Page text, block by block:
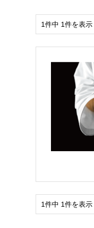
1件中 1件を表示
1件中 1件を表示